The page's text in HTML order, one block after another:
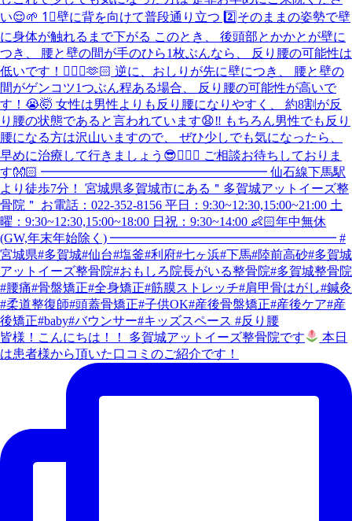
皆様！こんにちは！！ 多賀城アットイーズ整骨院です
本日
は患者様から頂いた口コミのご紹介です！